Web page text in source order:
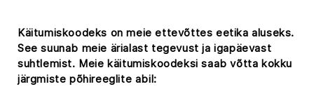
Käitumiskoodeks on meie ettevõttes eetika aluseks.
See suunab meie ärialast tegevust ja igapäevast
suhtlemist. Meie käitumiskoodeksi saab võtta kokku
järgmiste põhireeglite abil: